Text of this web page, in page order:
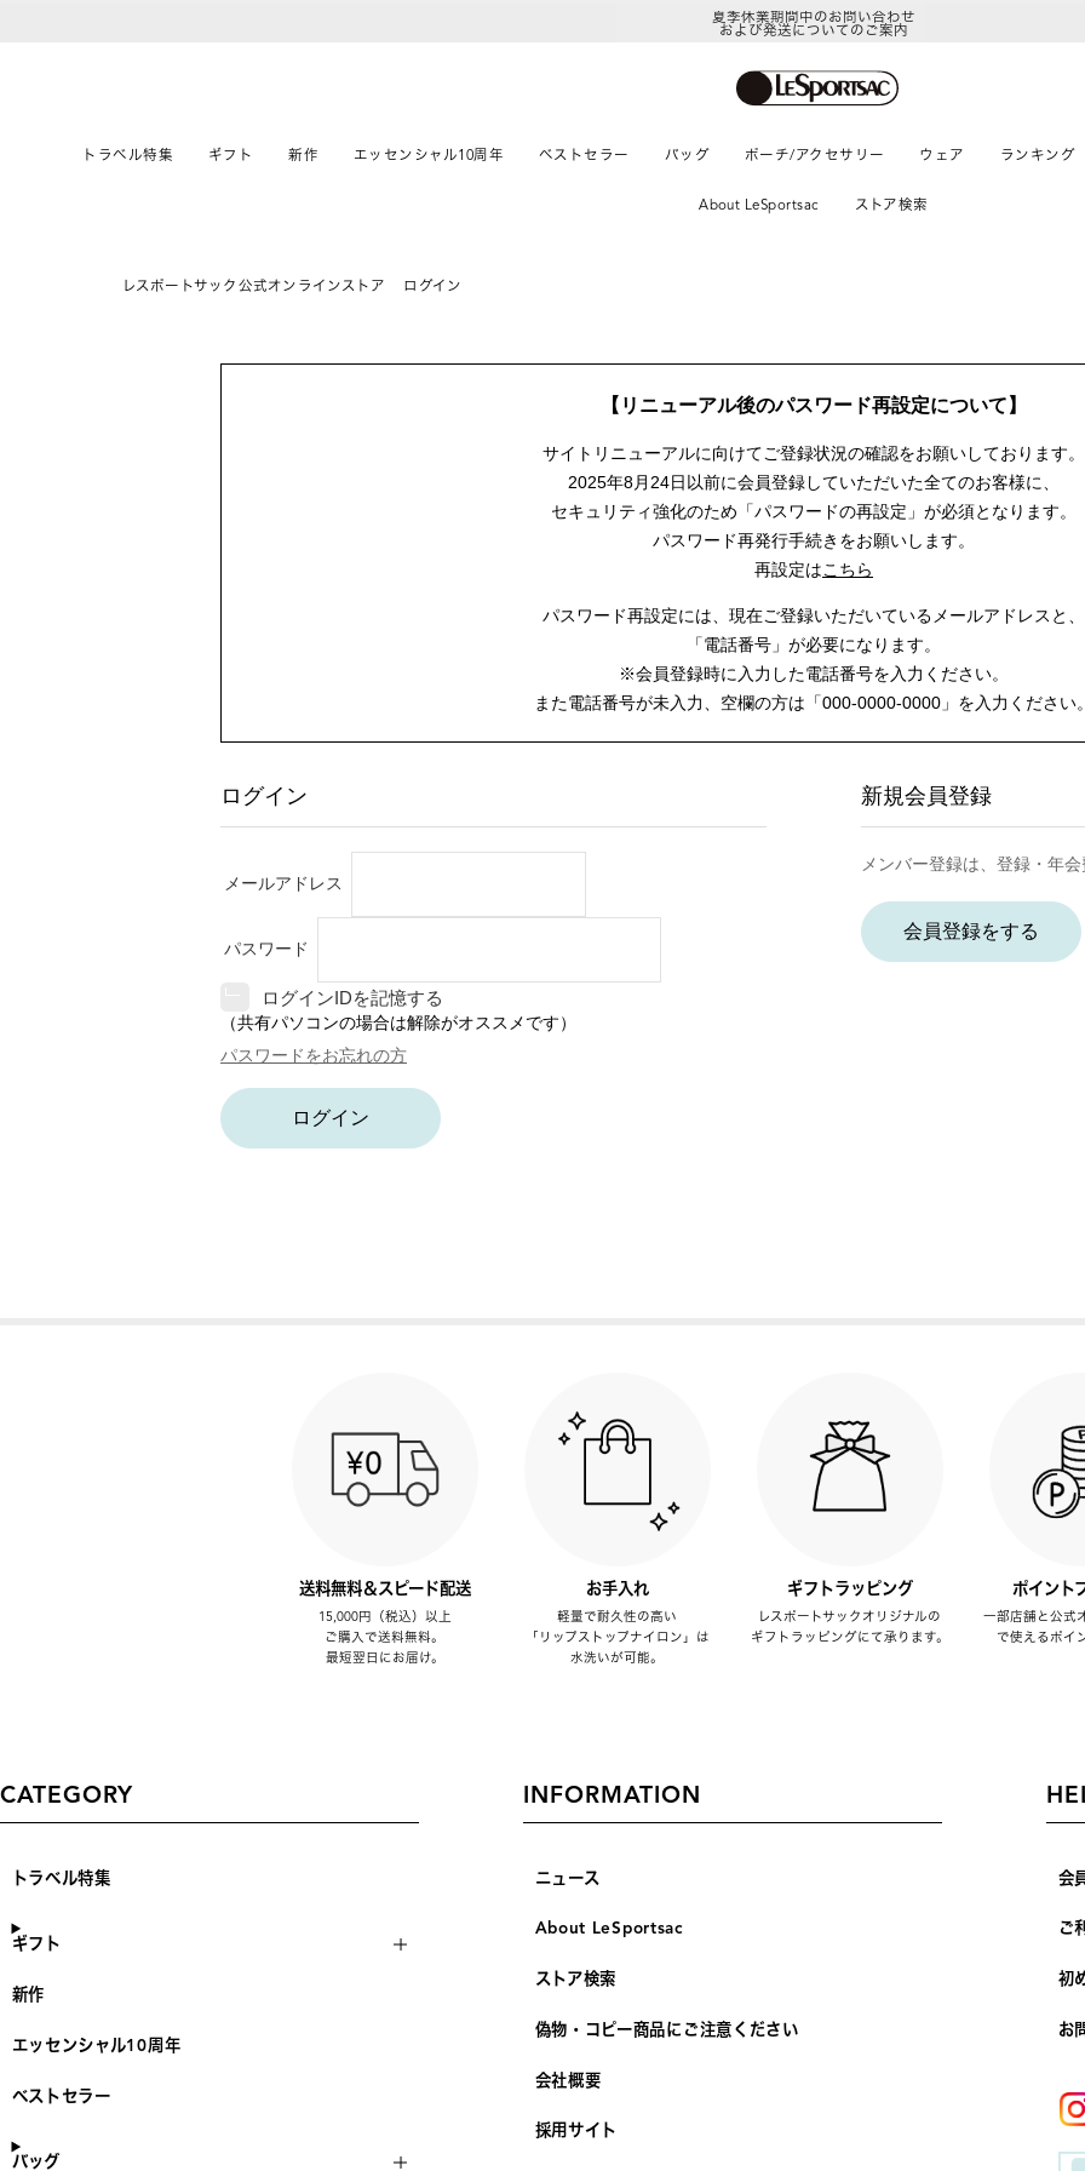
夏季休業期間中のお問い合わせ
および発送についてのご案内
トラベル特集 ギフト 新作 エッセンシャル10周年 ベストセラー バッグ ポーチ/アクセサリー ウェア ランキング
About LeSportsac ストア検索
レスポートサック公式オンラインストア ログイン
【リニューアル後のパスワード再設定について】
サイトリニューアルに向けてご登録状況の確認をお願いしております。
2025年8月24日以前に会員登録していただいた全てのお客様に、
セキュリティ強化のため「パスワードの再設定」が必須となります。
パスワード再発行手続きをお願いします。
再設定はこちら
パスワード再設定には、 現在ご登録いただいているメールアドレスと、
「電話番号」が必要になります。
※会員登録時に入力した電話番号を入力ください。
また電話番号が未入力、空欄の方は 「000-0000-0000」を入力ください。
ログイン
メールアドレス
パスワード
ログインIDを記憶する
（共有パソコンの場合は解除がオススメです）
パスワードをお忘れの方
ログイン
新規会員登録
メンバー登録は、登録・年会
会員登録をする
送料無料＆スピード配送
15,000円（税込）以上
ご購入で送料無料。
最短翌日にお届け。
お手入れ
軽量で耐久性の高い
「リップストップナイロン」は
水洗いが可能。
ギフトラッピング
レスポートサックオリジナルの
ギフトラッピングにて承ります。
ポイント
一部店舗と公式
で使えるポイ
CATEGORY
トラベル特集
ギフト
新作
エッセンシャル10周年
ベストセラー
バッグ
INFORMATION
ニュース
About LeSportsac
ストア検索
偽物・コピー商品にご注意ください
会社概要
採用サイト
会
ご
初
お